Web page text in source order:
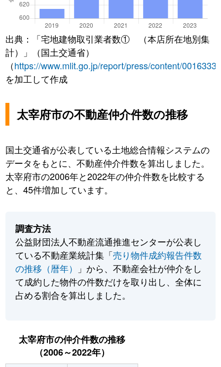
出典：「宅地建物取引業者数① （本店所在地別集
計）」（国土交通省）
（https://www.mlit.go.jp/report/press/content/
を加工して作成
太宰府市の不動産仲介件数の推移
国土交通省が公表している土地総合情報システムの
データをもとに、不動産仲介件数を算出しました。
太宰府市の2006年と2022年の仲介件数を比較する
と、45件増加しています。
調査方法
公益財団法人不動産流通推進センターが公表し
ている不動産業統計集「売り物件成約報告件数
の推移（暦年）
」から、不動産会社が仲介をし
て成約した物件の件数だけを取り出し、全体に
占める割合を算出しました。
太宰府市の仲介件数の推移
（2006～2022年）